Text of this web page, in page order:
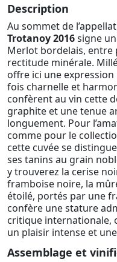
Description
Au sommet de
Trotanoy 2016signe
Merlot bordelais,
rectitude minérale.
offre ici une
fois charnelle et
confèrent au vin cette
graphite et une tenue
longuement. Pour
comme pour le
cette cuvée se
ses tanins au grain
y trouverez la cerise
framboise noire, la
étoilé, portés par une
confère une stature
critique internationale,
un plaisir intense et
Assemblage et